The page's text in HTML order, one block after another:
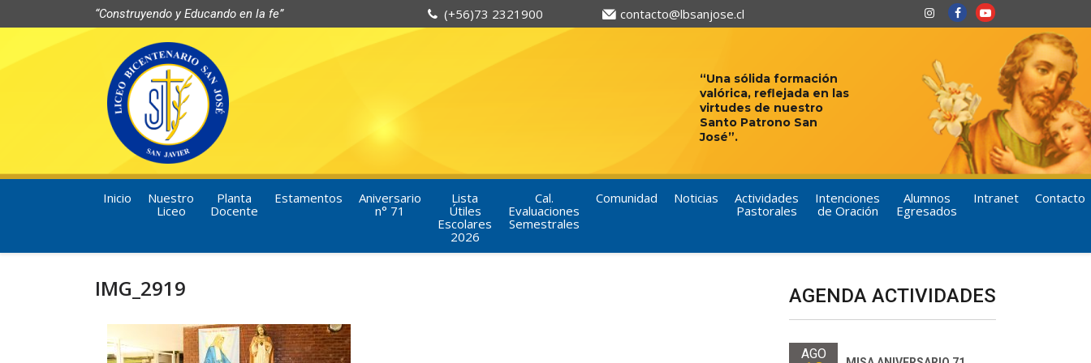
“Construyendo y Educando en la fe” (+56)73 2321900 contacto@lbsanjose.cl
“Una sólida formación
valórica, reflejada en las
virtudes de nuestro
Santo Patrono San
José”.
Inicio
Nuestro
Liceo
Planta
Docente
Estamentos
Aniversario
n° 71
Lista
Útiles
Escolares
2026
Cal.
Evaluaciones
Semestrales
Comunidad Noticias
Actividades
Pastorales
Intenciones
de Oración
Alumnos
Egresados
Intranet Contacto
IMG_2919 AGENDA ACTIVIDADES
AGO